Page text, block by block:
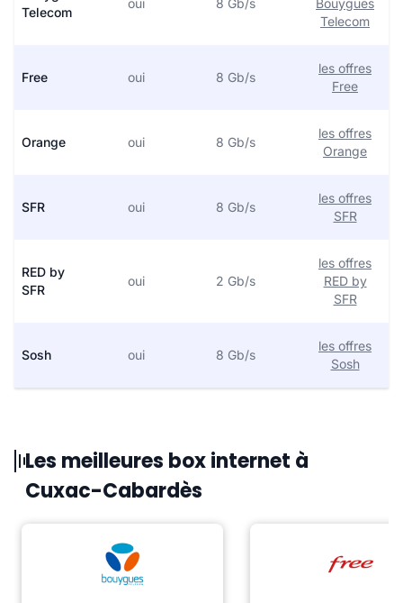
Telecom
oui 8 Gb/s
Bouygues
Telecom
Free oui 8 Gb/s
les offres
Free
Orange oui 8 Gb/s
les offres
Orange
SFR oui 8 Gb/s
les offres
SFR
RED by
SFR
oui 2 Gb/s
les offres
RED by
SFR
Sosh oui 8 Gb/s
les offres
Sosh
Les meilleures box internet à
Cuxac-Cabardès